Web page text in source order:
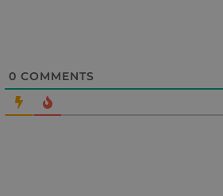
0 COMMENTS